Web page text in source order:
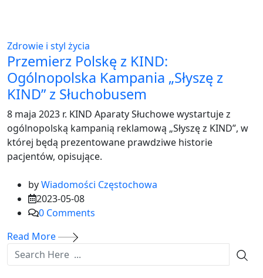
Zdrowie i styl życia
Przemierz Polskę z KIND:
Ogólnopolska Kampania „Słyszę z
KIND” z Słuchobusem
8 maja 2023 r. KIND Aparaty Słuchowe wystartuje z
ogólnopolską kampanią reklamową „Słyszę z KIND”, w
której będą prezentowane prawdziwe historie
pacjentów, opisujące.
byWiadomości Częstochowa
2023-05-08
0 Comments
Read More